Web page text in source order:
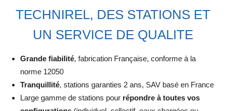
TECHNIREL, DES STATIONS ET
UN SERVICE DE QUALITE
Grande fiabilité, fabrication Française, conforme à la
norme 12050
Tranquillité, stations garanties 2 ans, SAV basé en France
Large gamme de stations pour répondre à toutes vos